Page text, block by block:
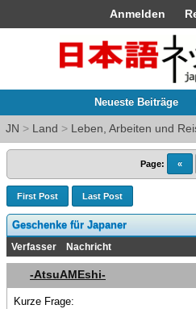
Anmelden
Neueste Beiträge
JN > Land > Leben, Arbeiten und
Page: «
First Post Last Post
Geschenke für Japaner
Verfasser Nachricht
-AtsuAMEshi-
Kurze Frage: